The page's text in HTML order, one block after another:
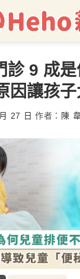
診 9 成
因讓孩
27 日 作者： 陳